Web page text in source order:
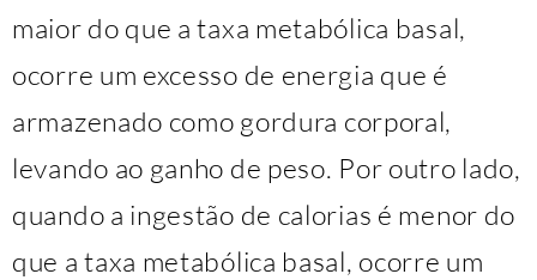
maior do que a taxa metabólica basal,
ocorre um excesso de energia que é
armazenado como gordura corporal,
levando ao ganho de peso. Por outro lado,
quando a ingestão de calorias é menor do
que a taxa metabólica basal, ocorre um